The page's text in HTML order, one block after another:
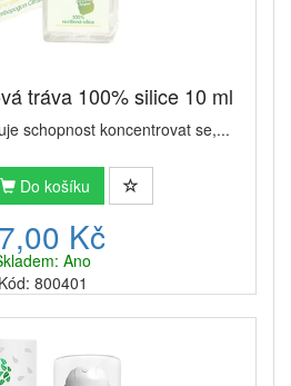
tráva 100% silice 10 ml
schopnost koncentrovat se,...
Do košíku
Kč
Ano
Kód: 800401